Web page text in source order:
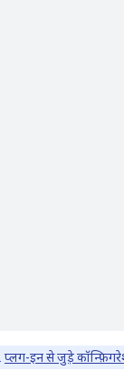
प्लग-इन से जुड़े